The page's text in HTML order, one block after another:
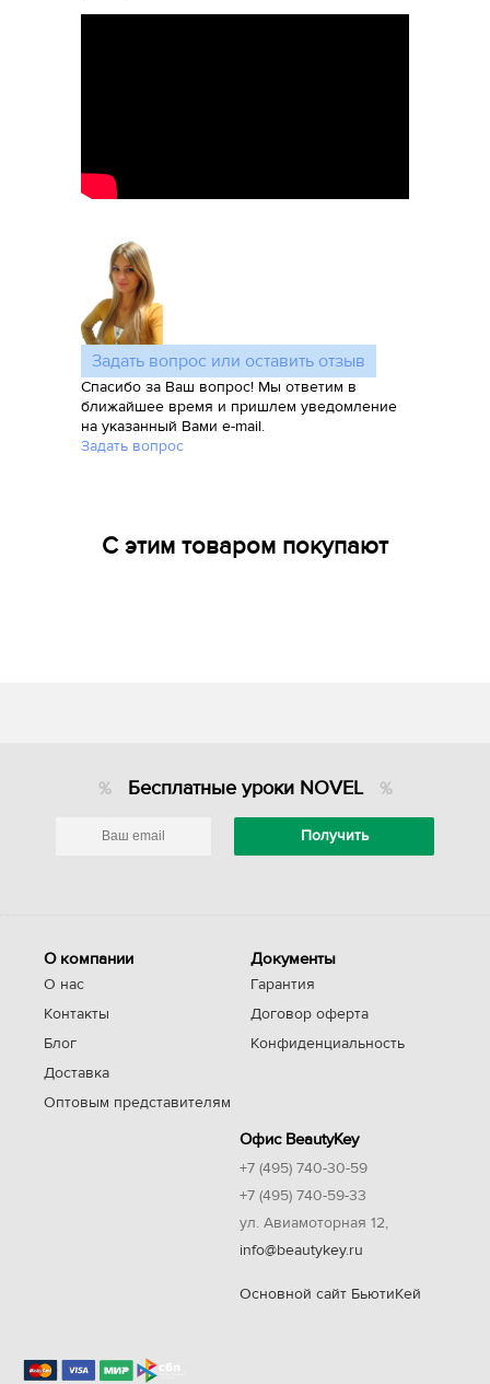
Задать вопрос или оставить отзыв
Спасибо за Ваш вопрос! Мы ответим в
ближайшее время и пришлем уведомление
на указанный Вами e-mail.
Задать вопрос
С этим товаром покупают
Бесплатные уроки NOVEL
О компании
О нас
Контакты
Блог
Доставка
Оптовым представителям
Документы
Гарантия
Договор оферта
Конфиденциальность
Офис BeautyKey
+7 (495) 740-30-59
+7 (495) 740-59-33
ул. Авиамоторная 12,
info@beautykey.ru
Основной сайт БьютиКей